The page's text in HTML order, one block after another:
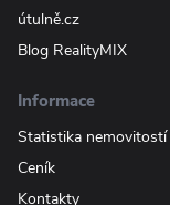
útulně.cz
Blog RealityMIX
Informace
Statistika nemovitostí
Ceník
Kontakty